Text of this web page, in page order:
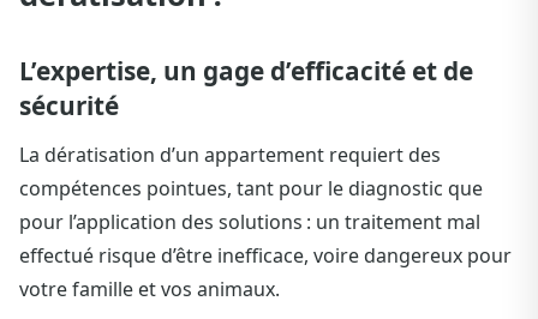
L’expertise, un gage d’efficacité et de
sécurité
La dératisation d’un appartement requiert des
compétences pointues, tant pour le diagnostic que
pour l’application des solutions : un traitement mal
effectué risque d’être inefficace, voire dangereux pour
votre famille et vos animaux.